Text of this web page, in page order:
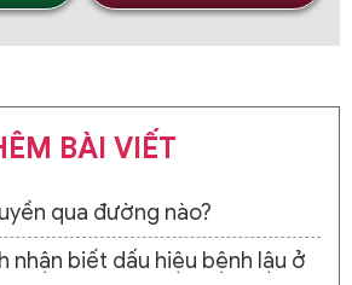
BÀI VIẾT
qua đường nào?
nhận biết dấu hiệu bệnh lậu ở